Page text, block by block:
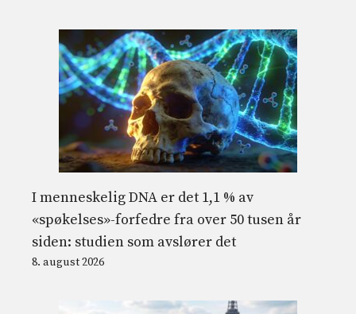
I menneskelig DNA er det 1,1 % av
«spøkelses»-forfedre fra over 50 tusen år
siden: studien som avslører det
8. august 2026